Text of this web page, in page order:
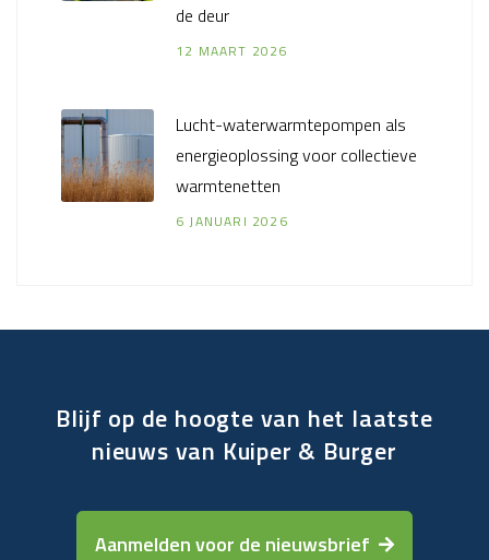
de deur
12 MAART 2026
Lucht-waterwarmtepompen als
energieoplossing voor collectieve
warmtenetten
6 JANUARI 2026
Blijf op de hoogte van het laatste
nieuws van Kuiper & Burger
Aanmelden voor de nieuwsbrief